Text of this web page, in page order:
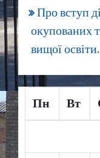
Про вступ
окупованих
вищої освіти.
Пн Вт